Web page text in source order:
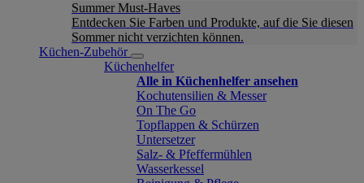
Summer Must-Haves
Entdecken Sie Farben und Produkte, auf die Sie diesen
Sommer nicht verzichten können.
Küchen-Zubehör
Küchenhelfer
Alle in Küchenhelfer ansehen
Kochutensilien & Messer
On The Go
Topflappen & Schürzen
Untersetzer
Salz- & Pfeffermühlen
Wasserkessel